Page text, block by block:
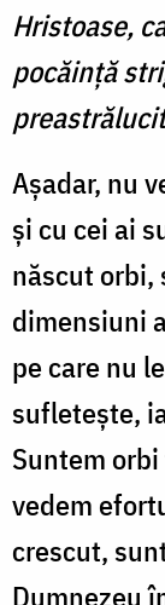
Hristoase,
pocăință
Așadar, nu
și cu cei ai
născut orbi,
dimensiuni
pe care nu
sufletește,
Suntem
vedem
crescut,
Dumnezeu